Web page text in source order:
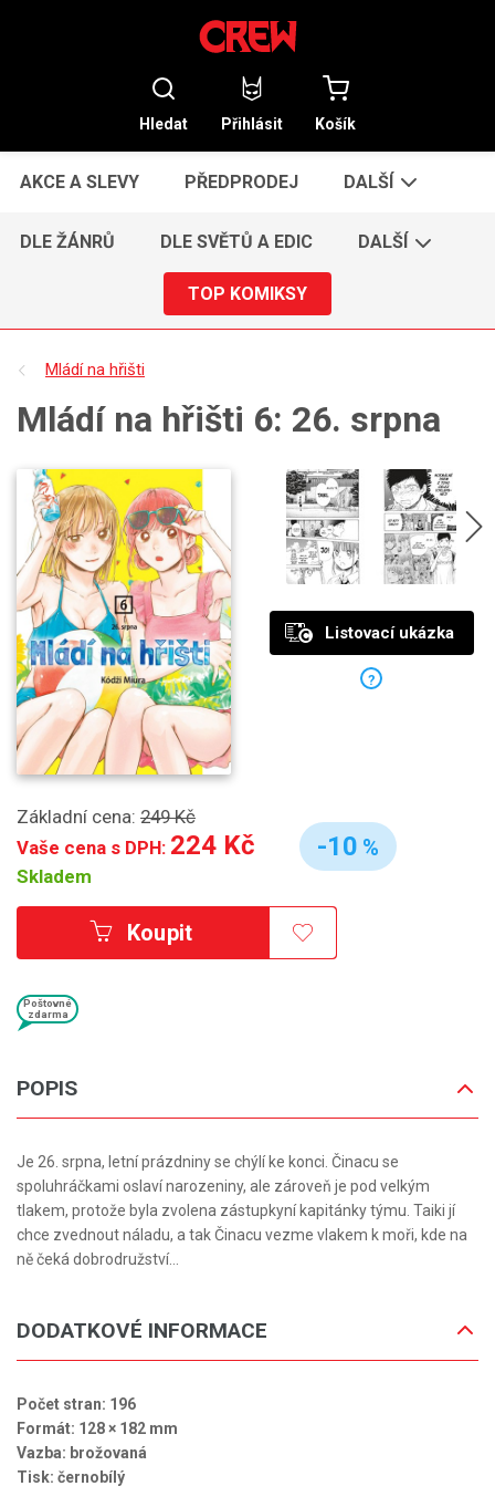
Hledat Přihlásit Košík
AKCE A SLEVY PŘEDPRODEJ DALŠÍ
DLE ŽÁNRŮ DLE SVĚTŮ A EDIC DALŠÍ
TOP KOMIKSY
Mládí na hřišti
Mládí na hřišti 6: 26. srpna
Základní cena: 249 Kč
Vaše cena s DPH: 224 Kč
Skladem
-10 %
Koupit
Poštovné
zdarma
POPIS
Je 26. srpna, letní prázdniny se chýlí ke konci. Činacu se
spoluhráčkami oslaví narozeniny, ale zároveň je pod velkým
tlakem, protože byla zvolena zástupkyní kapitánky týmu. Taiki jí
chce zvednout náladu, a tak Činacu vezme vlakem k moři, kde na
ně čeká dobrodružství…
DODATKOVÉ INFORMACE
Počet stran: 196
Formát: 128 × 182 mm
Vazba: brožovaná
Tisk: černobílý
Listovací ukázka
?